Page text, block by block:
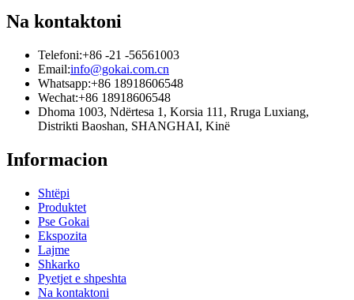
Na kontaktoni
Telefoni:+86 -21 -56561003
Email:info@gokai.com.cn
Whatsapp:+86 18918606548
Wechat:+86 18918606548
Dhoma 1003, Ndërtesa 1, Korsia 111, Rruga Luxiang,
Distrikti Baoshan, SHANGHAI, Kinë
Informacion
Shtëpi
Produktet
Pse Gokai
Ekspozita
Lajme
Shkarko
Pyetjet e shpeshta
Na kontaktoni